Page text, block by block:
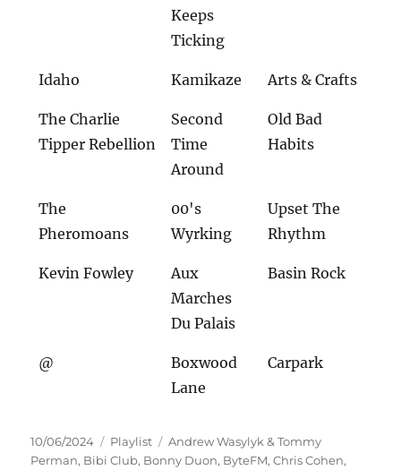
Keeps
Ticking
Idaho Kamikaze Arts & Crafts
The Charlie
Tipper Rebellion
Second
Time
Around
Old Bad
Habits
The
Pheromoans
00's
Wyrking
Upset The
Rhythm
Kevin Fowley
Aux
Marches
Du Palais
Basin Rock
@
Boxwood
Lane
Carpark
Veröffentlicht
am
10/06/2024 Kategorien
Playlist Schlagwörter
Andrew Wasylyk & Tommy
Perman, Bibi Club, Bonny Duon, ByteFM,Chris Cohen,